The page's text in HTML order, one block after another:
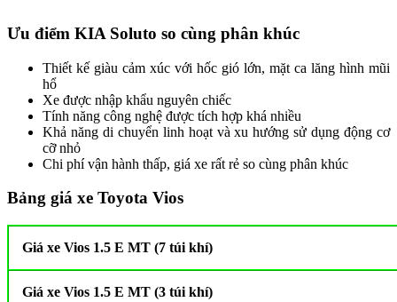
Ưu điểm KIA Soluto so cùng phân khúc
Thiết kế giàu cảm xúc với hốc gió lớn, mặt ca lăng hình mũi
hổ
Xe được nhập khẩu nguyên chiếc
Tính năng công nghệ được tích hợp khá nhiều
Khả năng di chuyển linh hoạt và xu hướng sử dụng động cơ
cỡ nhỏ
Chi phí vận hành thấp, giá xe rất rẻ so cùng phân khúc
Bảng giá xe Toyota Vios
Giá xe Vios 1.5 E MT (7 túi khí)
Giá xe Vios 1.5 E MT (3 túi khí)